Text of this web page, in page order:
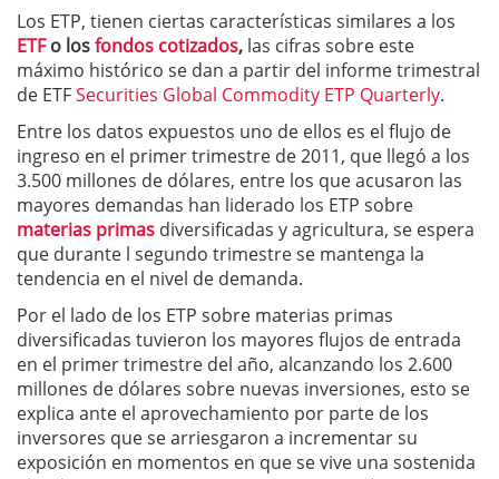
Los ETP, tienen ciertas características similares a los
ETFo losfondos cotizados, las cifras sobre este
máximo histórico se dan a partir del informe trimestral
de ETFSecurities Global Commodity ETP Quarterly.
Entre los datos expuestos uno de ellos es el flujo de
ingreso en el primer trimestre de 2011, que llegó a los
3.500 millones de dólares, entre los que acusaron las
mayores demandas han liderado los ETP sobre
materias primas diversificadas y agricultura, se espera
que durante l segundo trimestre se mantenga la
tendencia en el nivel de demanda.
Por el lado de los ETP sobre materias primas
diversificadas tuvieron los mayores flujos de entrada
en el primer trimestre del año, alcanzando los 2.600
millones de dólares sobre nuevas inversiones, esto se
explica ante el aprovechamiento por parte de los
inversores que se arriesgaron a incrementar su
exposición en momentos en que se vive una sostenida